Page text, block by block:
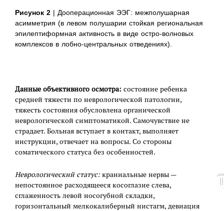
Рисунок 2 | Дооперационная ЭЭГ: межполушарная
асимметрия (в левом полушарии стойкая региональная
эпилептиформная активность в виде остро-волновых
комплексов в лобно-центральных отведениях).
Данные объективного осмотра: состояние ребенка
средней тяжести по неврологической патологии,
тяжесть состояния обусловлена органической
неврологической симптоматикой. Самочувствие не
страдает. Больная вступает в контакт, выполняет
инструкции, отвечает на вопросы. Со стороны
соматического статуса без особенностей.
Неврологический статус: краниальные нервы —
непостоянное расходящееся косоглазие слева,
сглаженность левой носогубной складки,
горизонтальный мелкокалиберный нистагм, девиация